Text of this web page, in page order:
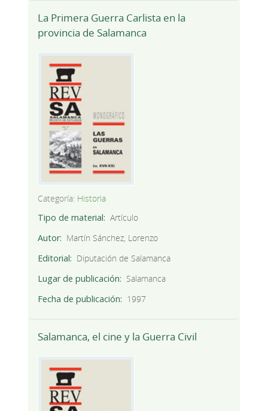
La Primera Guerra Carlista en la
provincia de Salamanca
Categoría: Historia
Tipo de material
Artículo
Autor
Martín Sánchez, Lorenzo
Editorial
Diputación de Salamanca
Lugar de publicación
Salamanca
Fecha de publicación
1997
Salamanca, el cine y la Guerra Civil